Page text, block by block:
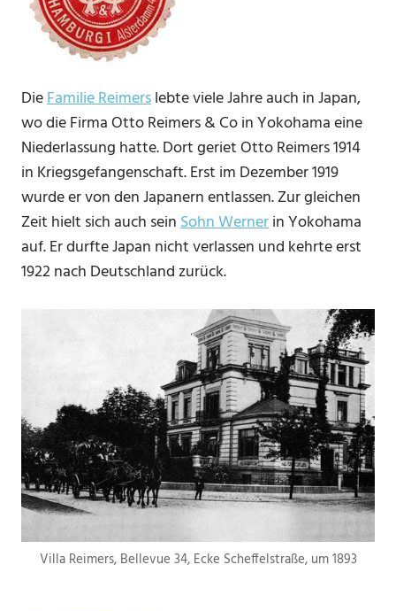
DieFamilie Reimerslebte viele Jahre auch in Japan,
wo die Firma Otto Reimers & Co in Yokohama eine
Niederlassung hatte. Dort geriet Otto Reimers 1914
in Kriegsgefangenschaft. Erst im Dezember 1919
wurde er von den Japanern entlassen. Zur gleichen
Zeit hielt sich auch seinSohn Wernerin Yokohama
auf. Er durfte Japan nicht verlassen und kehrte erst
1922 nach Deutschland zurück.
Villa Reimers, Bellevue 34, Ecke Scheffelstraße, um 1893